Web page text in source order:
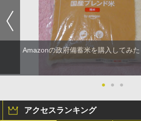
Amazonの政府備蓄米を購入してみた
● ● ●
アクセスランキング